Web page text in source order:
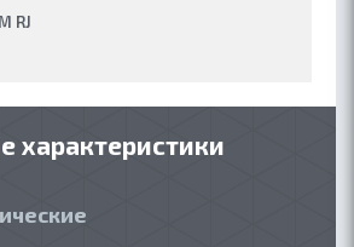
RJ
характеристики